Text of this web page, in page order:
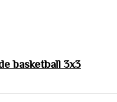
basketball 3x3